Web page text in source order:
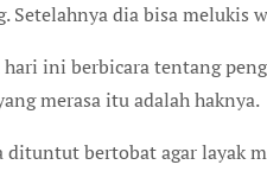
Setelahnya dia bisa melukis
ini berbicara tentang
merasa itu adalah haknya.
dituntut bertobat agar layak